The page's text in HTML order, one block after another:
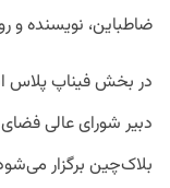
ضاطباین، نویسنده و
در بخش فیناپ پلاس
دبیر شورای عالی
بلاک‌چین برگزار